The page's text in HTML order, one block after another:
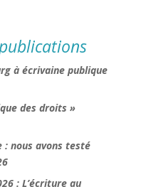
à écrivaine publique
des droits »
nous avons testé
: L’écriture au